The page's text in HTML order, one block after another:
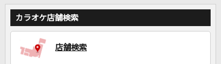
自宅でカラオケ歌い放題！
カラオケ店舗検索
店舗検索